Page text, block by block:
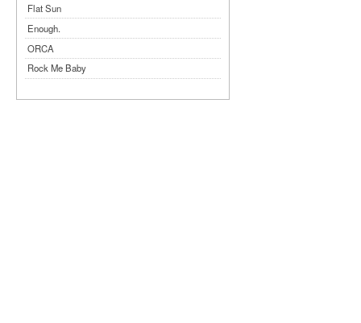
Flat Sun
Enough.
ORCA
Rock Me Baby